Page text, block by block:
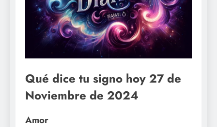
Qué dice tu signo hoy 27 de
Noviembre de 2024
Amor